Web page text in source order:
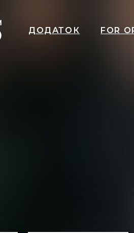
ДОДАТОК FOR